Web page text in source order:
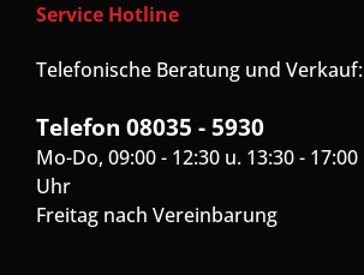
Service Hotline
Telefonische Beratung und Verkauf:
Telefon 08035 - 5930
Mo-Do, 09:00 - 12:30 u. 13:30 - 17:00
Uhr
Freitag nach Vereinbarung